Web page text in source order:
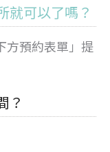
就可以了嗎？
方預約表單」提
？